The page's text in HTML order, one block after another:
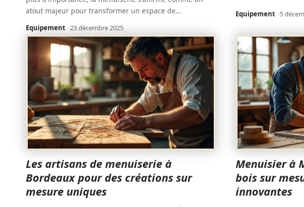
atout majeur pour transformer un espace de…
Equipement 23 décembre 2025
Equipement 5
Les artisans de menuiserie à
Bordeaux pour des créations sur
mesure uniques
Menuisier à
bois sur
innovantes